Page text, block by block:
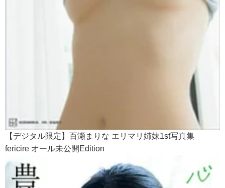
【デジタル限定】百瀬まりな エリマリ姉妹1st写真集
fericire オール未公開Edition